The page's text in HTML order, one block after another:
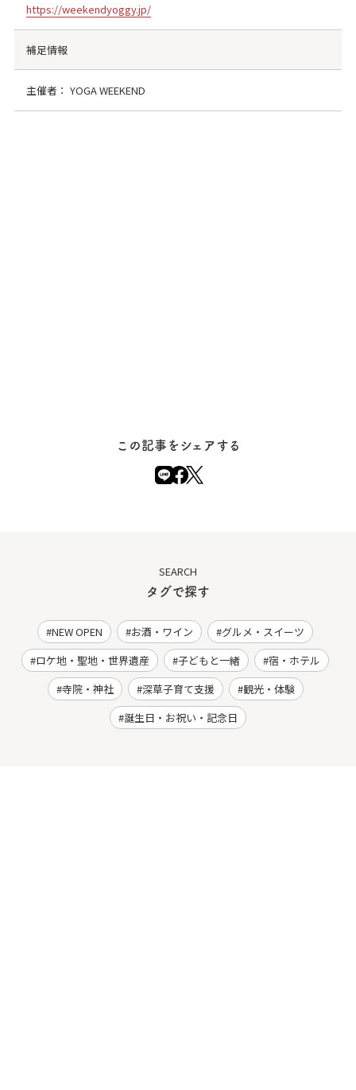
https://weekendyoggy.jp/
補足情報
主催者： YOGA WEEKEND
この記事をシェアする
SEARCH
タグで探す
NEW OPEN お酒・ワイン
グルメ・スイーツ
ロケ地・聖地・世界遺産
子どもと一緒
宿・ホテル
寺院・神社
深草子育て支援
観光・体験
誕生日・お祝い・記念日